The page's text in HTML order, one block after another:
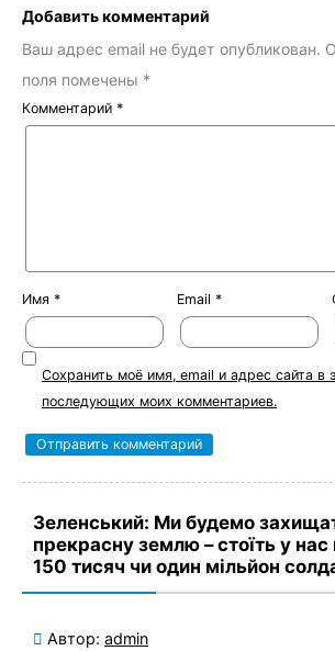
Добавить комментарий
Ваш адрес email не будет опубликован.
поля помечены *
Комментарий *
Имя * Email *
Сохранить моё имя, email и адрес сайта в
последующих моих комментариев.
Зеленський: Ми будемо
прекрасну землю – стоїть у нас
150 тисяч чи один мільйон
Автор: admin